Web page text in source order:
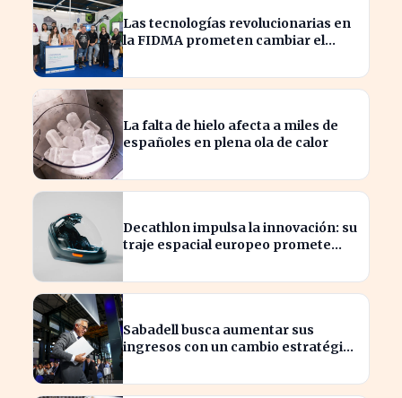
Las tecnologías revolucionarias en
la FIDMA prometen cambiar el
La falta de hielo afecta a miles de
españoles en plena ola de calor
Decathlon impulsa la innovación: su
traje espacial europeo promete
Sabadell busca aumentar sus
ingresos con un cambio estratégico